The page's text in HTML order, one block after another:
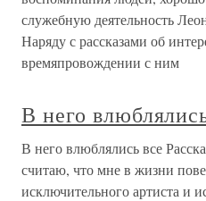
служебную деятельность
Наряду с рассказами об
времяпровождении с ним
В него
В него влюблялись все
считаю, что мне в жизни
исключительного артиста и